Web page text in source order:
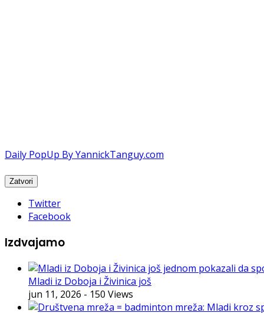
Daily PopUp By YannickTanguy.com
Twitter
Facebook
Izdvajamo
Mladi iz Doboja i Živinica još
jun 11, 2026 - 150 Views